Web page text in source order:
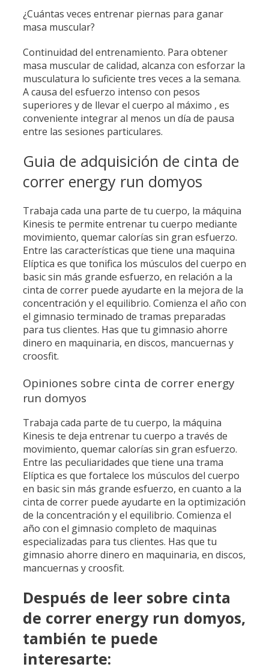
¿Cuántas veces entrenar piernas para ganar
masa muscular?
Continuidad del entrenamiento. Para obtener
masa muscular de calidad, alcanza con esforzar la
musculatura lo suficiente tres veces a la semana.
A causa del esfuerzo intenso con pesos
superiores y de llevar el cuerpo al máximo , es
conveniente integrar al menos un día de pausa
entre las sesiones particulares.
Guia de adquisición de cinta de
correr energy run domyos
Trabaja cada una parte de tu cuerpo, la máquina
Kinesis te permite entrenar tu cuerpo mediante
movimiento, quemar calorías sin gran esfuerzo.
Entre las características que tiene una maquina
Elíptica es que tonifica los músculos del cuerpo en
basic sin más grande esfuerzo, en relación a la
cinta de correr puede ayudarte en la mejora de la
concentración y el equilibrio. Comienza el año con
el gimnasio terminado de tramas preparadas
para tus clientes. Has que tu gimnasio ahorre
dinero en maquinaria, en discos, mancuernas y
croosfit.
Opiniones sobre cinta de correr energy
run domyos
Trabaja cada parte de tu cuerpo, la máquina
Kinesis te deja entrenar tu cuerpo a través de
movimiento, quemar calorías sin gran esfuerzo.
Entre las peculiaridades que tiene una trama
Elíptica es que fortalece los músculos del cuerpo
en basic sin más grande esfuerzo, en cuanto a la
cinta de correr puede ayudarte en la optimización
de la concentración y el equilibrio. Comienza el
año con el gimnasio completo de maquinas
especializadas para tus clientes. Has que tu
gimnasio ahorre dinero en maquinaria, en discos,
mancuernas y croosfit.
Después de leer sobre cinta
de correr energy run domyos,
también te puede
interesarte: